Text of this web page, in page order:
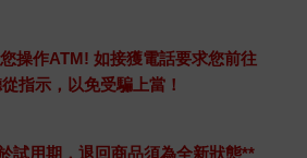
操作ATM! 如接獲電話要求您前往
指示，以免受騙上當！
試用期，退回商品須為全新狀態**